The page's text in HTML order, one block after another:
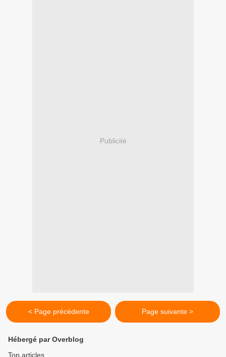
Publicité
< Page précédente Page suivante >
Hébergé par Overblog
Top articles